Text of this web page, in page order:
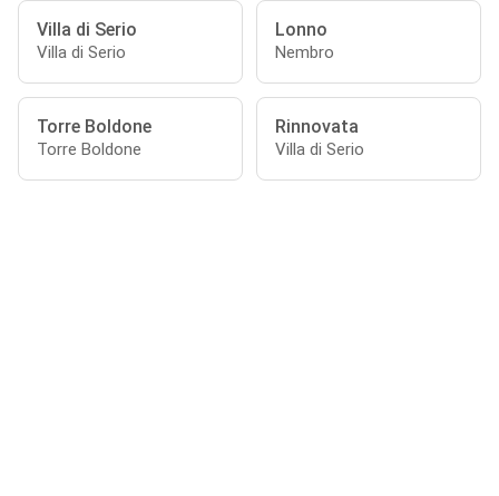
Villa di Serio
Villa di Serio
Lonno
Nembro
Torre Boldone
Torre Boldone
Rinnovata
Villa di Serio